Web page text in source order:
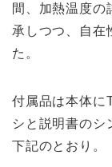
間、加熱温度の
承しつつ、自在
た。
付属品は本体に
シと説明書のシ
下記のとおり。